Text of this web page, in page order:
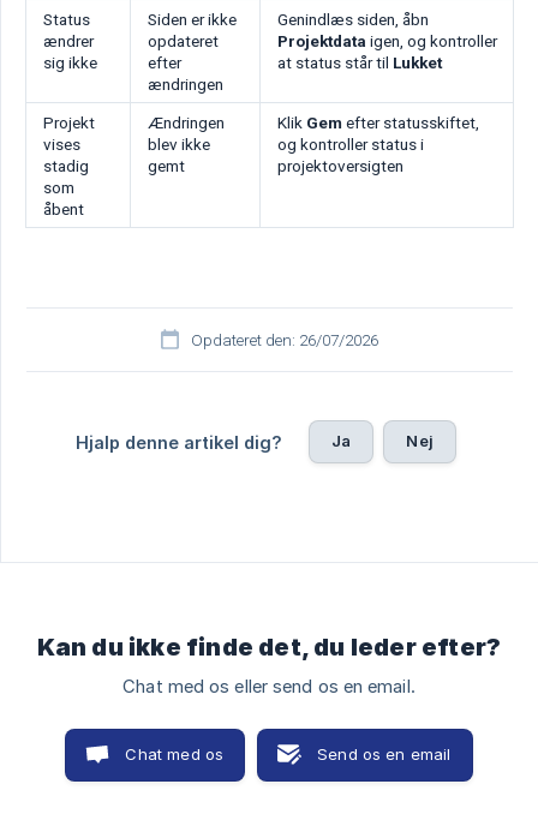
Status
ændrer
sig ikke
Siden er ikke
opdateret
efter
ændringen
Genindlæs siden, åbn
Projektdata igen, og kontroller
at status står til Lukket
Projekt
vises
stadig
som
åbent
Ændringen
blev ikke
gemt
Klik Gem efter statusskiftet,
og kontroller status i
projektoversigten
Opdateret den: 26/07/2026
Hjalp denne artikel dig? Ja Nej
Kan du ikke finde det, du leder efter?
Chat med os eller send os en email.
Chat med os Send os en email